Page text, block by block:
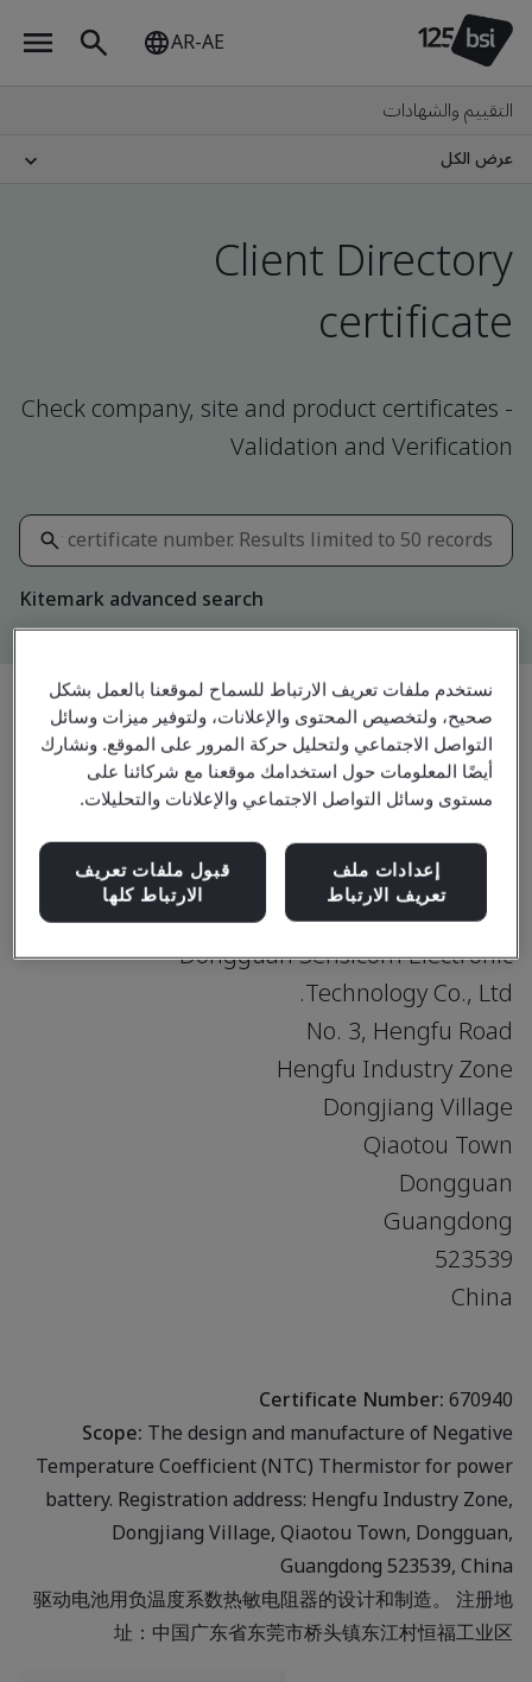
AR-AE
التقييم والشهادات
عرض الكل
Client Directory
certificate
Check company, site and product certificates -
Validation and Verification
Kitemark advanced search
مشاركة:
IATF 16949:2016
Dongguan Sensicom Electronic
Technology Co., Ltd.
No. 3, Hengfu Road
Hengfu Industry Zone
Dongjiang Village
Qiaotou Town
Dongguan
Guangdong
523539
China
Certificate Number:670940
Scope:The design and manufacture of Negative
Temperature Coefficient (NTC) Thermistor for power
battery. Registration address: Hengfu Industry Zone,
Dongjiang Village, Qiaotou Town, Dongguan,
Guangdong 523539, China
驱动电池用负温度系数热敏电阻器的设计和制造。 注册地
址：中国广东省东莞市桥头镇东江村恒福工业区
نستخدم ملفات تعريف الارتباط للسماح لموقعنا بالعمل بشكل
صحيح، ولتخصيص المحتوى والإعلانات، ولتوفير ميزات وسائل
التواصل الاجتماعي ولتحليل حركة المرور على الموقع. ونشارك
أيضًا المعلومات حول استخدامك موقعنا مع شركائنا على
مستوى وسائل التواصل الاجتماعي والإعلانات والتحليلات.
إعدادات ملف
تعريف الارتباط
قبول ملفات تعريف
الارتباط كلها